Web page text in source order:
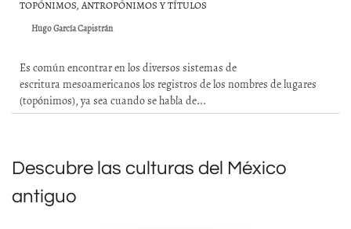
TOPÓNIMOS, ANTROPÓNIMOS Y TÍTULOS
Hugo García Capistrán
Es común encontrar en los diversos sistemas de
escritura mesoamericanos los registros de los nombres de lugares
(topónimos), ya sea cuando se habla de...
Descubre las culturas del México
antiguo